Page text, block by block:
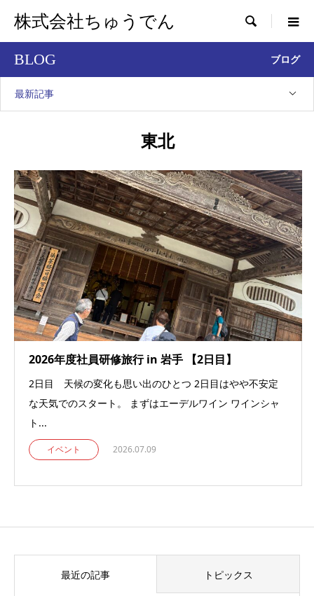
株式会社ちゅうでん 
BLOG ブログ
最新記事
東北
2026年度社員研修旅行 in 岩手 【2日目】
2日目 天候の変化も思い出のひとつ 2日目はやや不安定
な天気でのスタート。 まずはエーデルワイン ワインシャ
ト...
イベント 2026.07.09
最近の記事 トピックス